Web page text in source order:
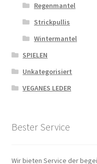
Regenmantel
Strickpullis
Wintermantel
SPIELEN
Unkategorisiert
VEGANES LEDER
Bester Service
Wir bieten Service der